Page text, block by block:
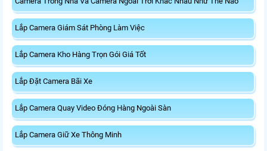
Lắp Camera Giám Sát Phòng Làm Việc
Lắp Camera Kho Hàng Trọn Gói Giá Tốt
Lắp Đặt Camera Bãi Xe
Lắp Camera Quay Video Đóng Hàng Ngoài Sàn
Lắp Camera Giữ Xe Thông Minh